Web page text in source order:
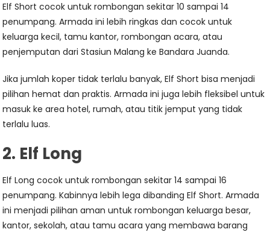
Elf Short cocok untuk rombongan sekitar 10 sampai 14
penumpang. Armada ini lebih ringkas dan cocok untuk
keluarga kecil, tamu kantor, rombongan acara, atau
penjemputan dari Stasiun Malang ke Bandara Juanda.
Jika jumlah koper tidak terlalu banyak, Elf Short bisa menjadi
pilihan hemat dan praktis. Armada ini juga lebih fleksibel untuk
masuk ke area hotel, rumah, atau titik jemput yang tidak
terlalu luas.
2. Elf Long
Elf Long cocok untuk rombongan sekitar 14 sampai 16
penumpang. Kabinnya lebih lega dibanding Elf Short. Armada
ini menjadi pilihan aman untuk rombongan keluarga besar,
kantor, sekolah, atau tamu acara yang membawa barang